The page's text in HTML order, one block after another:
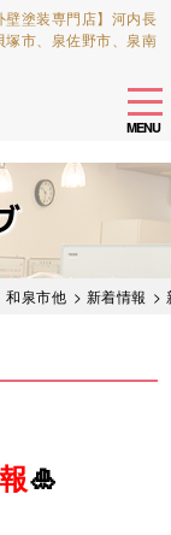
MENU
塗装専門店】河内長
市、泉佐野市、泉南
和泉市他 > 新着情報 >
🎍